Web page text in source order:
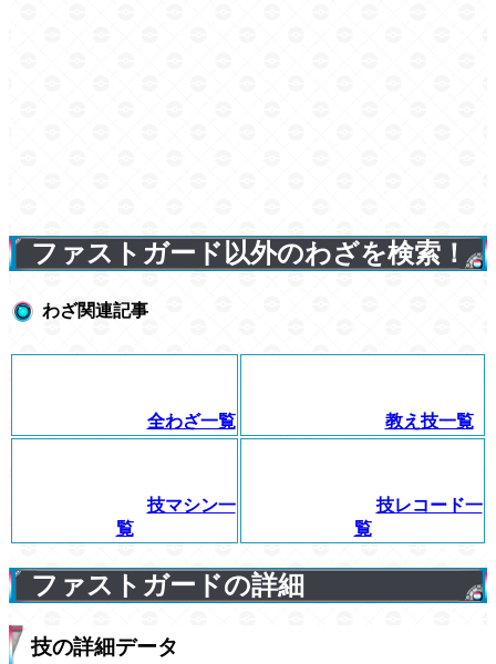
ファストガード以外のわざを検索！
わざ関連記事
全わざ一覧 教え技一覧
技マシン一
覧
技レコード一
覧
ファストガードの詳細
技の詳細データ